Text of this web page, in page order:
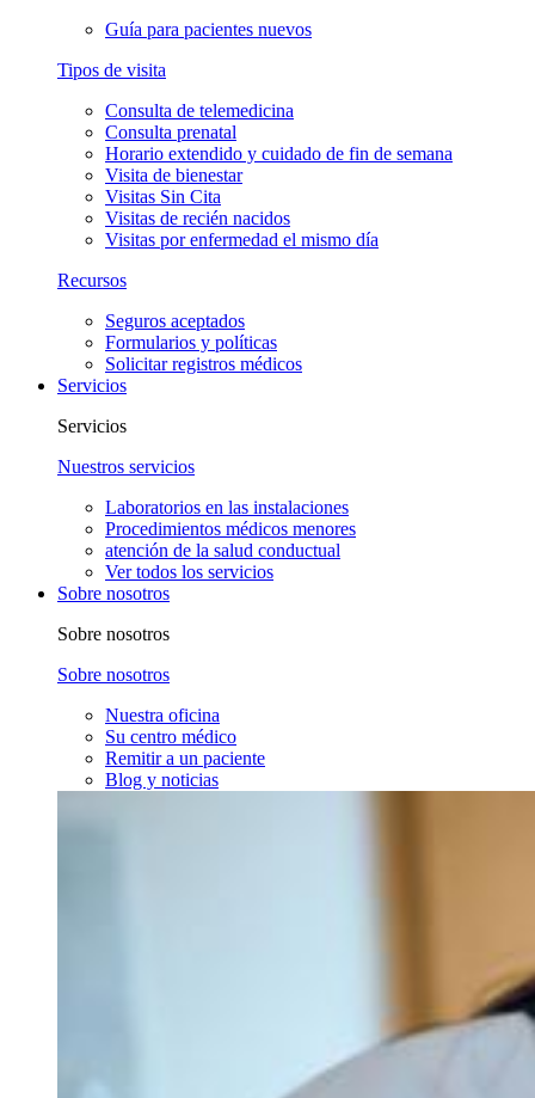
Guía para pacientes nuevos
Tipos de visita
Consulta de telemedicina
Consulta prenatal
Horario extendido y cuidado de fin de semana
Visita de bienestar
Visitas Sin Cita
Visitas de recién nacidos
Visitas por enfermedad el mismo día
Recursos
Seguros aceptados
Formularios y políticas
Solicitar registros médicos
Servicios
Servicios
Nuestros servicios
Laboratorios en las instalaciones
Procedimientos médicos menores
atención de la salud conductual
Ver todos los servicios
Sobre nosotros
Sobre nosotros
Sobre nosotros
Nuestra oficina
Su centro médico
Remitir a un paciente
Blog y noticias